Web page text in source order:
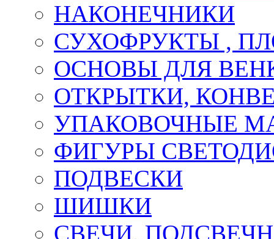
НАКОНЕЧНИКИ
СУХОФРУКТЫ ,
ОСНОВЫ ДЛЯ
ОТКРЫТКИ,
УПАКОВОЧНЫЕ
ФИГУРЫ
ПОДВЕСКИ
ШИШКИ
СВЕЧИ,